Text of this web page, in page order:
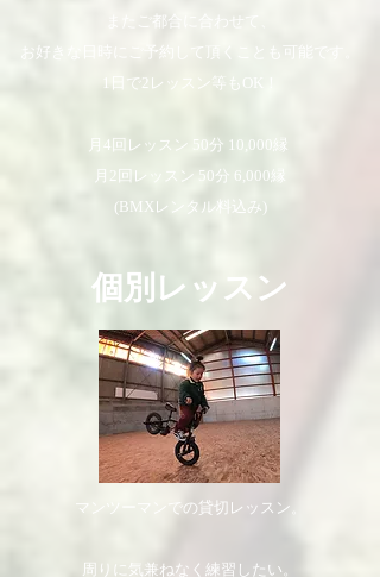
また​ご都合に合わせて、
お好きな日時にご予約して頂くことも可能です。
1日で2レッスン等もOK！
​​月4回レッスン 50分 10,000縁
月2回レッスン 50分 6,000縁
(BMXレンタル料込み)
マンツーマンでの貸切レッスン。
周りに気兼ねなく練習したい。
個別レッスン